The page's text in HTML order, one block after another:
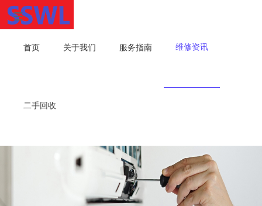
首页 关于我们 服务指南 维修资讯
二手回收